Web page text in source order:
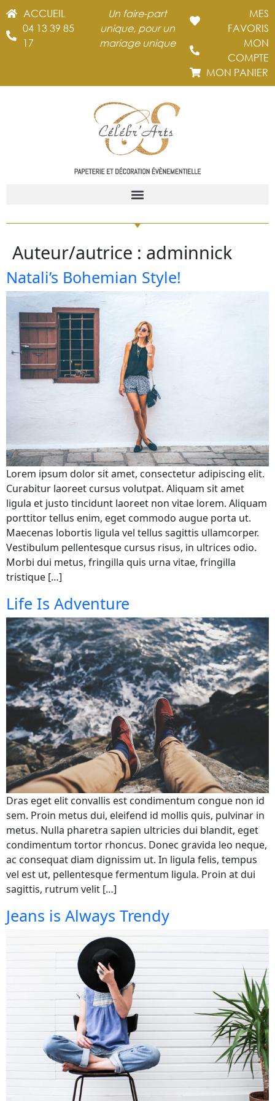
ACCUEIL
04 13 39 85
17
Un faire-part
unique, pour un
mariage unique
MES
FAVORIS
MON
COMPTE
MON PANIER
Auteur/autrice : adminnick
Natali’s Bohemian Style!
Lorem ipsum dolor sit amet, consectetur adipiscing elit.
Curabitur laoreet cursus volutpat. Aliquam sit amet
ligula et justo tincidunt laoreet non vitae lorem. Aliquam
porttitor tellus enim, eget commodo augue porta ut.
Maecenas lobortis ligula vel tellus sagittis ullamcorper.
Vestibulum pellentesque cursus risus, in ultrices odio.
Morbi dui metus, fringilla quis urna vitae, fringilla
tristique […]
Life Is Adventure
Dras eget elit convallis est condimentum congue non id
sem. Proin metus dui, eleifend id mollis quis, pulvinar in
metus. Nulla pharetra sapien ultricies dui blandit, eget
condimentum tortor rhoncus. Donec gravida leo neque,
ac consequat diam dignissim ut. In ligula felis, tempus
vel est ut, pellentesque fermentum ligula. Proin at dui
sagittis, rutrum velit […]
Jeans is Always Trendy